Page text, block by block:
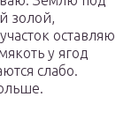
золой,
оставляю
у ягод
слабо.